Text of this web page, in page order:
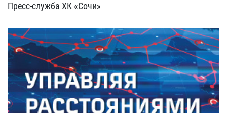
Пресс-служба ХК «Сочи»